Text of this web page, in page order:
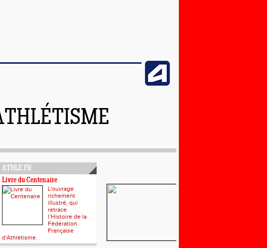
ATHLE.FR
Livre du Centenaire
L'ouvrage
richement
illustré, qui
retrace
l’Histoire de la
Fédération
Française
d'Athlétisme.